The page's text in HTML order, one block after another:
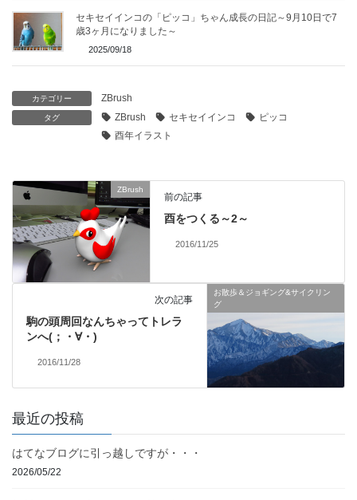
セキセイインコの「ピッコ」ちゃん成長の日記～9月10日で7
歳3ヶ月になりました～
2025/09/18
カテゴリー ZBrush
タグ ZBrush セキセイインコ
ピッコ
酉年イラスト
ZBrush
前の記事
酉をつくる～2～
2016/11/25
お散歩＆ジョギング&サイクリン
グ
次の記事
駒の頭周回なんちゃってトレラ
ンへ(；・∀・)
2016/11/28
最近の投稿
はてなブログに引っ越しですが・・・
2026/05/22